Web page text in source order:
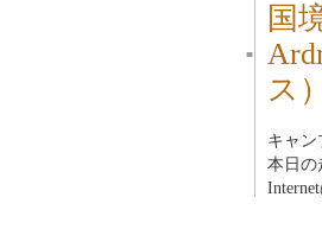
■
国
ス）
キャン
本日の